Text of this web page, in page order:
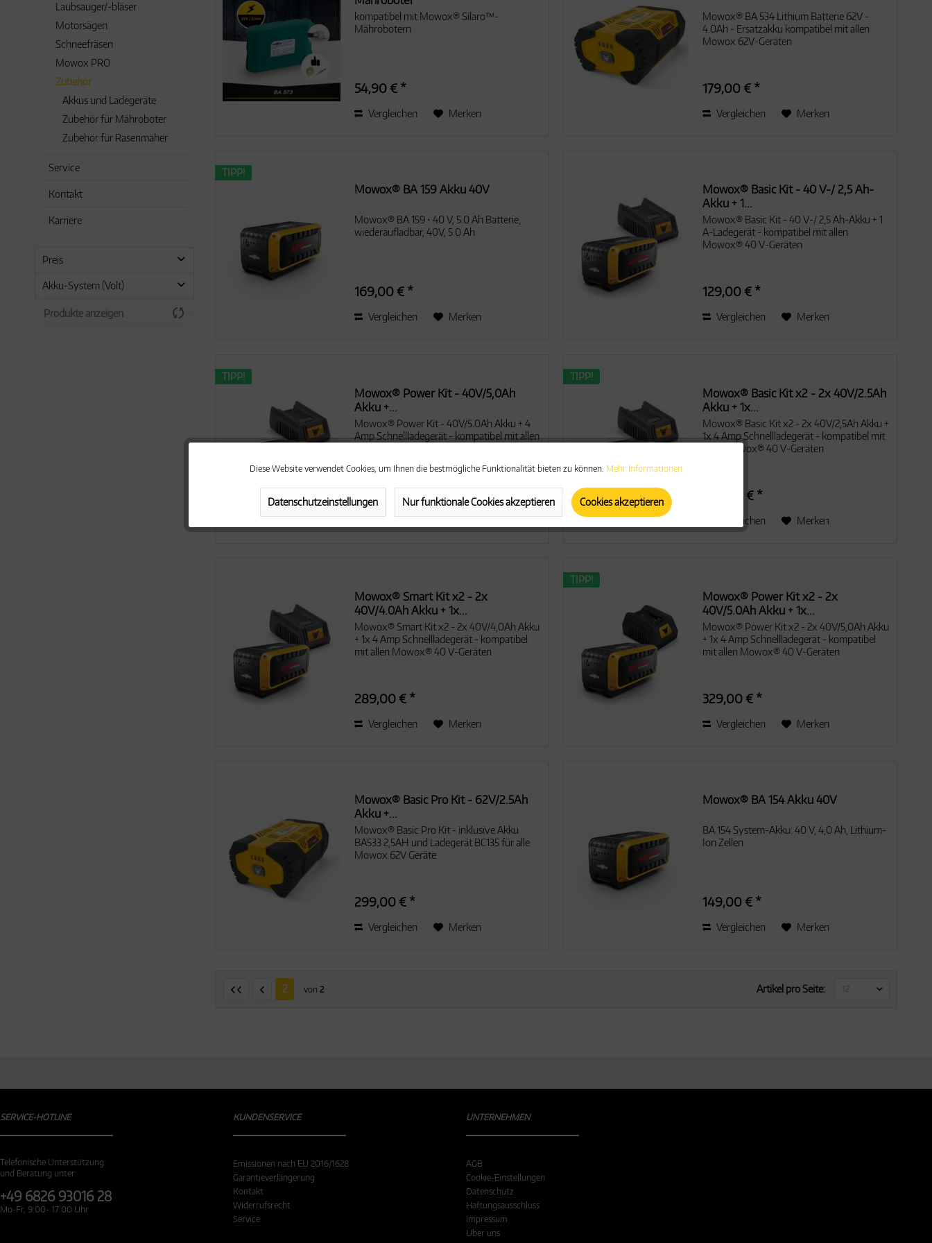
Laubsauger/-bläser
Motorsägen
Schneefräsen
Mowox PRO
Zubehör
Akkus und Ladegeräte
Zubehör für Mähroboter
Zubehör für Rasenmäher
Service
Kontakt
Karriere
Preis
Akku-System (Volt)
40V Max Lithium
Produkte anzeigen
kompatibel mit Mowox® Silaro™-
Mährobotern
54,90 € *
Vergleichen Merken
Mowox® BA 534 Lithium Batterie 62V -
4.0Ah - Ersatzakku kompatibel mit allen
Mowox 62V-Geräten
179,00 € *
Vergleichen Merken
TIPP!
Mowox® BA 159 Akku 40V
Mowox® BA 159 • 40 V, 5.0 Ah Batterie,
wiederaufladbar, 40V, 5.0 Ah
169,00 € *
Vergleichen Merken
Mowox® Basic Kit - 40 V-/ 2,5 Ah-
Akku + 1...
Mowox® Basic Kit - 40 V-/ 2,5 Ah-Akku + 1
A-Ladegerät - kompatibel mit allen
Mowox® 40 V-Geräten
129,00 € *
Vergleichen Merken
TIPP!
Mowox® Power Kit - 40V/5,0Ah
Akku +...
Mowox® Power Kit - 40V/5.0Ah Akku + 4
Amp Schnellladegerät - kompatibel mit allen
199,00 € *
Vergleichen Merken
TIPP!
Mowox® Basic Kit x2 - 2x 40V/2.5Ah
Akku + 1x...
Mowox® Basic Kit x2 - 2x 40V/2,5Ah Akku +
1x 4 Amp Schnellladegerät - kompatibel mit
allen Mowox® 40 V-Geräten
229,00 € *
Vergleichen Merken
Mowox® Smart Kit x2 - 2x
40V/4.0Ah Akku + 1x...
Mowox® Smart Kit x2 - 2x 40V/4,0Ah Akku
+ 1x 4 Amp Schnellladegerät - kompatibel
mit allen Mowox® 40 V-Geräten
289,00 € *
Vergleichen Merken
TIPP!
Mowox® Power Kit x2 - 2x
40V/5.0Ah Akku + 1x...
Mowox® Power Kit x2 - 2x 40V/5,0Ah Akku
+ 1x 4 Amp Schnellladegerät - kompatibel
mit allen Mowox® 40 V-Geräten
329,00 € *
Vergleichen Merken
Mowox® Basic Pro Kit - 62V/2.5Ah
Akku +...
Mowox® Basic Pro Kit - inklusive Akku
BA533 2,5AH und Ladegerät BC135 für alle
Mowox 62V Geräte
299,00 € *
Vergleichen Merken
Mowox® BA 154 Akku 40V
BA 154 System-Akku: 40 V, 4,0 Ah, Lithium-
Ion Zellen
149,00 € *
Vergleichen Merken
2 von 2 Artikel pro Seite:
SERVICE-HOTLINE
Telefonische Unterstützung
und Beratung unter:
+49 6826 93016 28
Mo-Fr, 9:00- 17:00 Uhr
KUNDENSERVICE
Emissionen nach EU 2016/1628
Garantieverlängerung
Kontakt
Widerrufsrecht
Service
UNTERNEHMEN
AGB
Cookie-Einstellungen
Datenschutz
Haftungsausschluss
Impressum
Über uns
Aktiv
Aktiv
Aktiv
Diese Website verwendet Cookies, um Ihnen die bestmögliche Funktionalität bieten zu können. Mehr Informationen
Datenschutzeinstellungen Nur funktionale Cookies akzeptieren Cookies akzeptieren